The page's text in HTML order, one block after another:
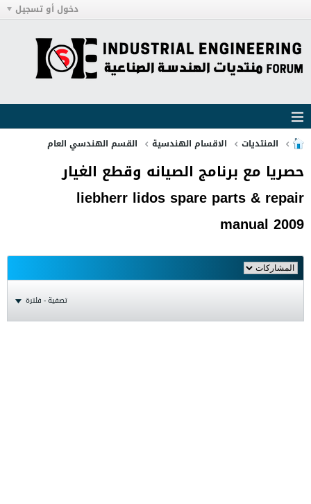
دخول أو تسجيل
المنتديات الاقسام الهندسية القسم الهندسي العام
حصريا مع برنامج الصيانه وقطع الغيار
liebherr lidos spare parts & repair
manual 2009
تصفية - فلترة